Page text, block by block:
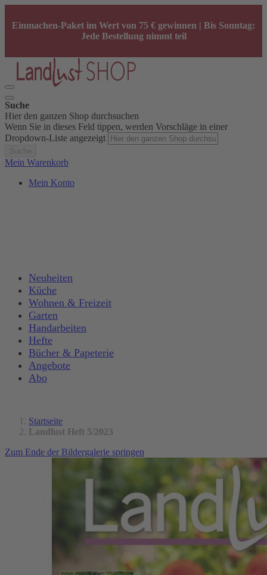
Einmachen-Paket im Wert von 75 € gewinnen | Bis Sonntag:
Jede Bestellung nimmt teil
Suche
Hier den ganzen Shop durchsuchen
Wenn Sie in dieses Feld tippen, werden Vorschläge in einer
Dropdown-Liste angezeigt
Mein Warenkorb
Mein Konto
Neuheiten
Küche
Wohnen & Freizeit
Garten
Handarbeiten
Hefte
Bücher & Papeterie
Angebote
Abo
Startseite
Landlust Heft 5/2023
Zum Ende der Bildergalerie springen